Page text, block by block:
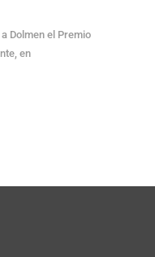
Dolmen el Premio
en